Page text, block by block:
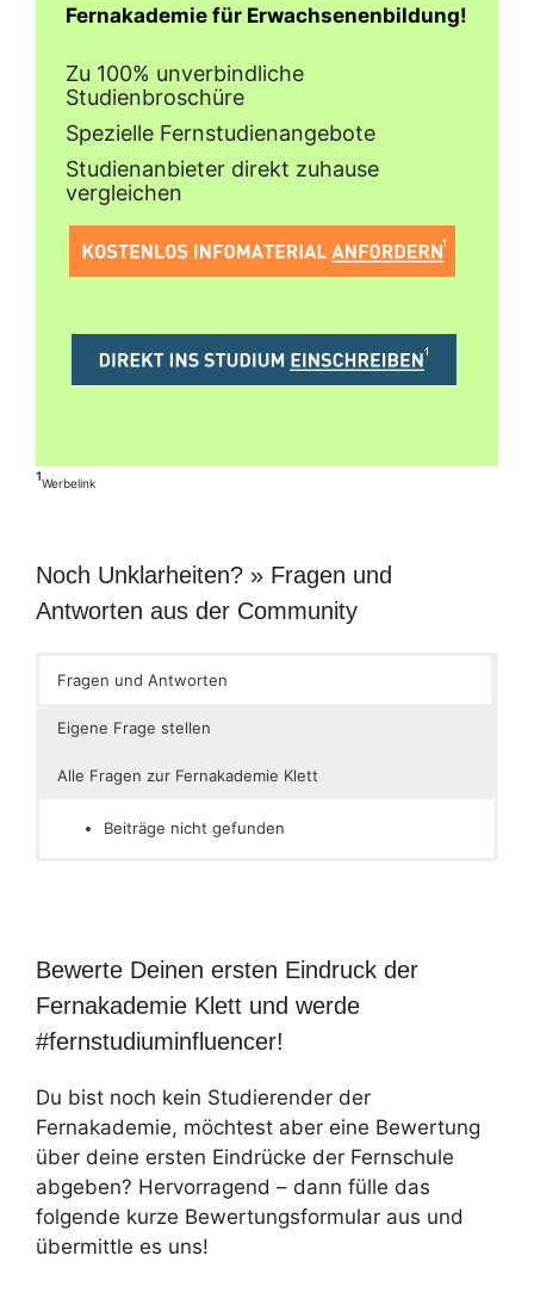
Fernakademie für Erwachsenenbildung!
Zu 100% unverbindliche
Studienbroschüre
Spezielle Fernstudienangebote
Studienanbieter direkt zuhause
vergleichen
¹Werbelink
Noch Unklarheiten? » Fragen und
Antworten aus der Community
Fragen und Antworten
Eigene Frage stellen
Alle Fragen zur Fernakademie Klett
Beiträge nicht gefunden
Bewerte Deinen ersten Eindruck der
Fernakademie Klett und werde
#fernstudiuminfluencer!
Du bist noch kein Studierender der
Fernakademie, möchtest aber eine Bewertung
über deine ersten Eindrücke der Fernschule
abgeben? Hervorragend – dann fülle das
folgende kurze Bewertungsformular aus und
übermittle es uns!